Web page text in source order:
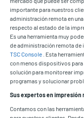
importante para nuestros
administración remota en
respecto al estado de la
Es una herramienta muy
de administración remota
TSC Console . Esta
con menos dispositivos para
solución para monitorear
programas y solucionar
Sus expertos en impresión
Contamos con las